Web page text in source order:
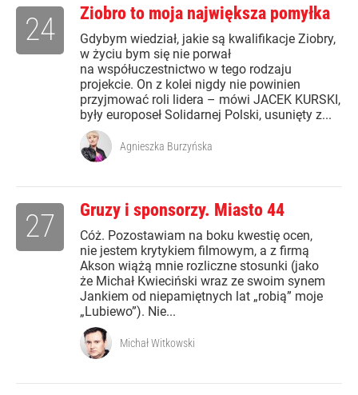
Ziobro to moja największa pomyłka
Gdybym wiedział, jakie są kwalifikacje Ziobry,
w życiu bym się nie porwał
na współuczestnictwo w tego rodzaju
projekcie. On z kolei nigdy nie powinien
przyjmować roli lidera – mówi JACEK KURSKI,
były europoseł Solidarnej Polski, usunięty z...
24
Agnieszka Burzyńska
Gruzy i sponsorzy. Miasto 44
Cóż. Pozostawiam na boku kwestię ocen,
nie jestem krytykiem filmowym, a z firmą
Akson wiążą mnie rozliczne stosunki (jako
że Michał Kwieciński wraz ze swoim synem
Jankiem od niepamiętnych lat „robią” moje
„Lubiewo”). Nie...
27
Michał Witkowski